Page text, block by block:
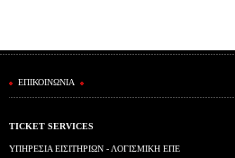
ΕΠΙΚΟΙΝΩΝΙΑ
TICKET SERVICES
ΥΠΗΡΕΣΙΑ ΕΙΣΙΤΗΡΙΩΝ - ΛΟΓΙΣΜΙΚΗ ΕΠΕ